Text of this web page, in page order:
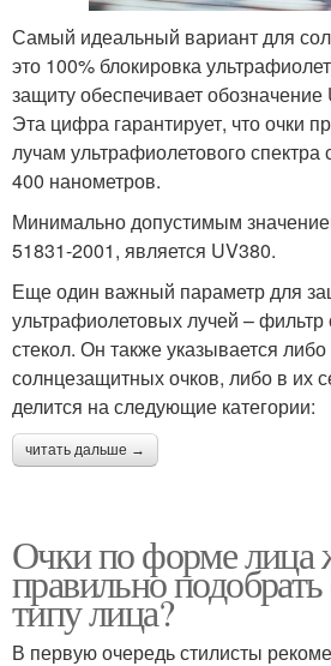
Самый идеальный вариант для
это 100% блокировка
защиту обеспечивает
Эта цифра гарантирует, что очки
лучам ультрафиолетового
400 нанометров.
Минимально допустимым
51831-2001, является UV380.
Еще один важный параметр для
ультрафиолетовых лучей – фильтр
стекол. Он также указывается
солнцезащитных очков, либо в их
делится на следующие категории:
читать дальше →
Очки по форме лица
правильно
типу лица?
В первую очередь стилисты